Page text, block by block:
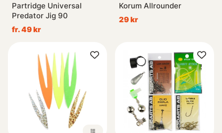
Partridge Universal
Predator Jig 90
fr. 49 kr
Korum Allrounder
29 kr